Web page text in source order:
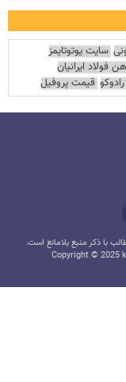
سایت یوتوتایمز
فولاد ایرانیان
قیمت پروفیل
با ذکر منبع بلامانع است.
Copyright © 2025